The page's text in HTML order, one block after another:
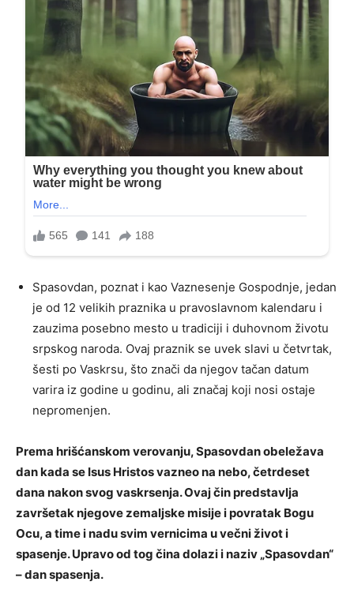
Spasovdan, poznat i kao Vaznesenje Gospodnje, jedan
je od 12 velikih praznika u pravoslavnom kalendaru i
zauzima posebno mesto u tradiciji i duhovnom životu
srpskog naroda. Ovaj praznik se uvek slavi u četvrtak,
šesti po Vaskrsu, što znači da njegov tačan datum
varira iz godine u godinu, ali značaj koji nosi ostaje
nepromenjen.
Prema hrišćanskom verovanju, Spasovdan obeležava
dan kada se Isus Hristos vazneo na nebo, četrdeset
dana nakon svog vaskrsenja. Ovaj čin predstavlja
završetak njegove zemaljske misije i povratak Bogu
Ocu, a time i nadu svim vernicima u večni život i
spasenje. Upravo od tog čina dolazi i naziv „Spasovdan“
– dan spasenja.